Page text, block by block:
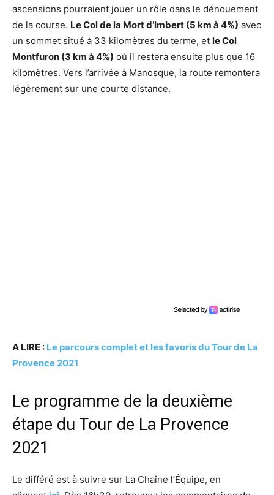
ascensions pourraient jouer un rôle dans le dénouement
de la course. Le Col de la Mort d’Imbert (5 km à 4%) avec
un sommet situé à 33 kilomètres du terme, et le Col
Montfuron (3 km à 4%) où il restera ensuite plus que 16
kilomètres. Vers l’arrivée à Manosque, la route remontera
légèrement sur une courte distance.
A LIRE : Le parcours complet et les favoris du Tour de La
Provence 2021
Le programme de la deuxième
étape du Tour de La Provence
2021
Le différé est à suivre sur La Chaîne l’Équipe, en